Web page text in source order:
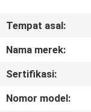
KAMI
PABRIK
Tempat asal:
Nama merek:
Sertifikasi:
Nomor model: